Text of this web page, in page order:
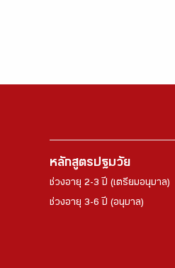
หลักสูตรปฐมวัย
ช่วงอายุ 2-3 ปี (เตรียมอนุบาล)
ช่วงอายุ 3-6 ปี (อนุบาล)